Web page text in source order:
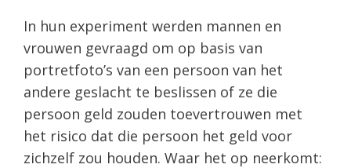
In hun experiment werden mannen en
vrouwen gevraagd om op basis van
portretfoto’s van een persoon van het
andere geslacht te beslissen of ze die
persoon geld zouden toevertrouwen met
het risico dat die persoon het geld voor
zichzelf zou houden. Waar het op neerkomt: